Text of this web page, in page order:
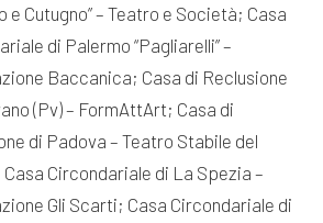
e Cutugno” – Teatro e Società; Casa
di Palermo “Pagliarelli” –
Baccanica; Casa di Reclusione
(Pv) – FormAttArt; Casa di
di Padova – Teatro Stabile del
Circondariale di La Spezia –
Gli Scarti; Casa Circondariale di